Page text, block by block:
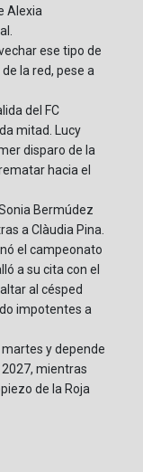
Alexia
ese tipo de
la red, pese a
del FC
mitad. Lucy
disparo de la
hacia el
Bermúdez
a Clàudia Pina.
el campeonato
a su cita con el
al césped
impotentes a
martes y depende
mientras
de la Roja